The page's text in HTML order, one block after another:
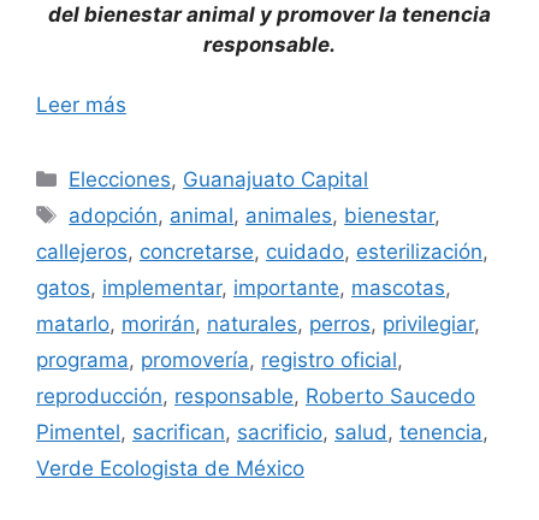
del bienestar animal y promover la tenencia
responsable.
Leer más
Categorías
Elecciones, Guanajuato Capital
Etiquetas
adopción, animal, animales, bienestar,
callejeros, concretarse, cuidado, esterilización,
gatos, implementar, importante, mascotas,
matarlo, morirán, naturales, perros, privilegiar,
programa, promovería, registro oficial,
reproducción, responsable, Roberto Saucedo
Pimentel, sacrifican, sacrificio, salud, tenencia,
Verde Ecologista de México